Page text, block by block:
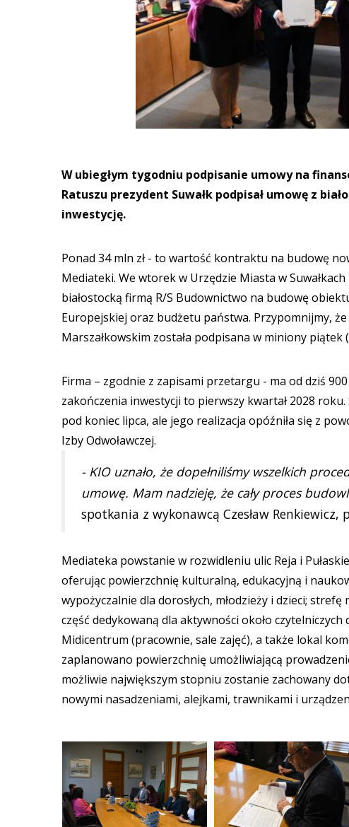
W ubiegłym tygodniu podpisanie umowy na
Ratuszu prezydent Suwałk podpisał umowę z
inwestycję.
Ponad 34 mln zł - to wartość kontraktu na budowę
Mediateki. We wtorek w Urzędzie Miasta w
białostocką firmą R/S Budownictwo na budowę
Europejskiej oraz budżetu państwa. Przypomnijmy,
Marszałkowskim została podpisana w miniony piątek
Firma – zgodnie z zapisami przetargu - ma od dziś
zakończenia inwestycji to pierwszy kwartał 2028
pod koniec lipca, ale jego realizacja opóźniła się z
Izby Odwoławczej.
- KIO uznało, że dopełniliśmy wszelkich
umowę. Mam nadzieję, że cały proces
spotkania z wykonawcą Czesław Renkiewicz,
Mediateka powstanie w rozwidleniu ulic Reja i
oferując powierzchnię kulturalną, edukacyjną i
wypożyczalnie dla dorosłych, młodzieży i dzieci;
część dedykowaną dla aktywności około
Midicentrum (pracownie, sale zajęć), a także lokal
zaplanowano powierzchnię umożliwiającą
możliwie największym stopniu zostanie zachowany
nowymi nasadzeniami, alejkami, trawnikami i